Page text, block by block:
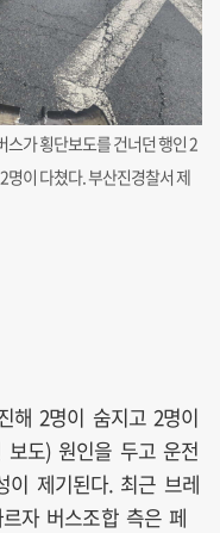
가 횡단보도를 건너던 행인 2
명이 다쳤다. 부산진경찰서 제
해 2명이 숨지고 2명이
도) 원인을 두고 운전
이 제기된다. 최근 브레
자 버스조합 측은 페